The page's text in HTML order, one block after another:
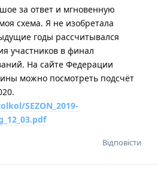
за ответ и мгновенную
схема. Я не изобретала
годы рассчитывался
участников в финал
На сайте Федерации
можно посмотреть подсчёт
SEZON_2019-
Відповісти